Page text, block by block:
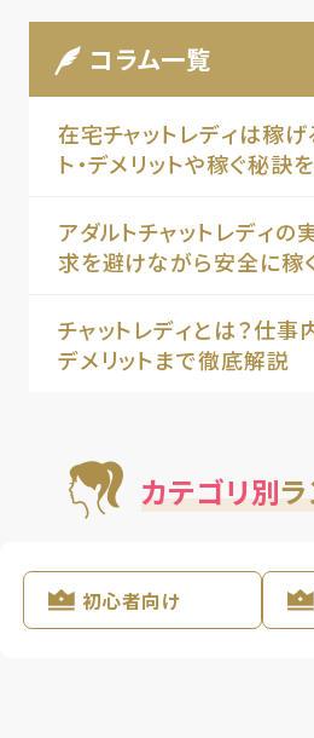
コラム一覧
在宅チャットレディは稼げ
ト・デメリットや稼ぐ秘訣
アダルトチャットレディ
求を避けながら安全に稼
チャットレディとは？仕事
デメリットまで徹底解説
カテゴリ別
初心者向け